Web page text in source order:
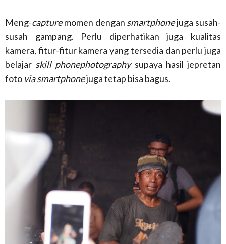
Meng-capturemomen dengan smartphonejuga susah-
susah gampang. Perlu diperhatikan juga kualitas
kamera, fitur-fitur kamera yang tersedia dan perlu juga
belajar skill phonephotography supaya hasil jepretan
foto via smartphonejuga tetap bisa bagus.